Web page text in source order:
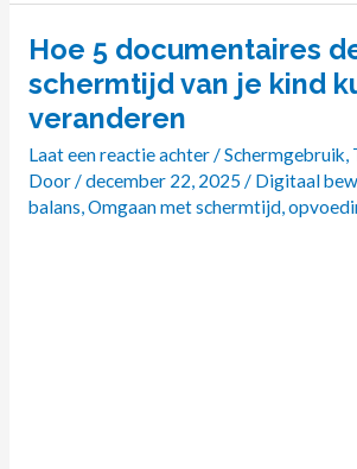
Hoe 5 documentaires
schermtijd van je kind
veranderen
Laat een reactie achter/Schermgebruik,
Door/december 22, 2025 / Digitaal
balans,Omgaan met schermtijd,
Hoe
5
documentaires
de
schermtijd
van